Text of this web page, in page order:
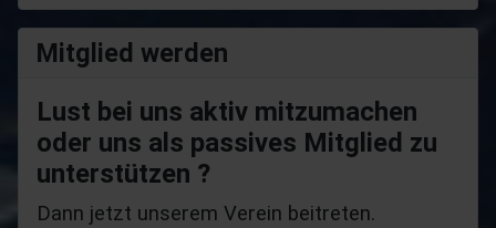
Mitglied werden
Lust bei uns aktiv mitzumachen
oder uns als passives Mitglied zu
unterstützen ?
Dann jetzt unserem Verein beitreten.